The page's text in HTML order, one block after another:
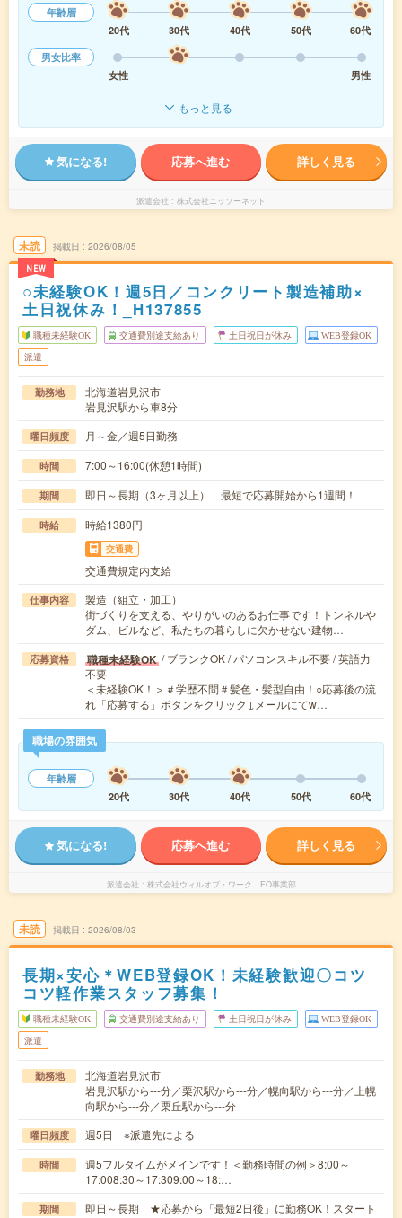
年齢層
20代
30代 40代 50代
60代
男女比率
女性
男性
もっと見る
気になる! 応募へ進む 詳しく見る
派遣会社 株式会社ニッソーネット
未読
NEW
掲載日 2026/08/05
○未経験OK！週5日／コンクリート製造補助×
土日祝休み！_H137855
職種未経験OK 交通費別途支給あり 土日祝日が休み WEB登録OK
派遣
勤務地
北海道岩見沢市
岩見沢駅から車8分
曜日頻度 月～金／週5日勤務
時間 7:00～16:00(休憩1時間)
期間 即日～長期（3ヶ月以上） 最短で応募開始から1週間！
時給 時給1380円
交通費
交通費規定内支給
仕事内容
製造（組立・加工）
街づくりを支える、やりがいのあるお仕事です！トンネルや
ダム、ビルなど、私たちの暮らしに欠かせない建物…
応募資格 職種未経験OK / ブランクOK / パソコンスキル不要 / 英語力
不要
＜未経験OK！＞＃学歴不問＃髪色・髪型自由！○応募後の流
れ「応募する」ボタンをクリック↓メールにてw…
職場の雰囲気
年齢層
20代
30代 40代 50代 60代
気になる! 応募へ進む 詳しく見る
派遣会社 株式会社ウィルオブ・ワーク FO事業部
未読 掲載日 2026/08/03
長期×安心＊WEB登録OK！未経験歓迎〇コツ
コツ軽作業スタッフ募集！
職種未経験OK 交通費別途支給あり 土日祝日が休み WEB登録OK
派遣
勤務地
北海道岩見沢市
岩見沢駅から---分／栗沢駅から---分／幌向駅から---分／上幌
向駅から---分／栗丘駅から---分
曜日頻度 週5日 ※派遣先による
時間
週5フルタイムがメインです！＜勤務時間の例＞8:00～
17:008:30～17:309:00～18:…
期間
即日～長期 ★応募から「最短2日後」に勤務OK！スタート